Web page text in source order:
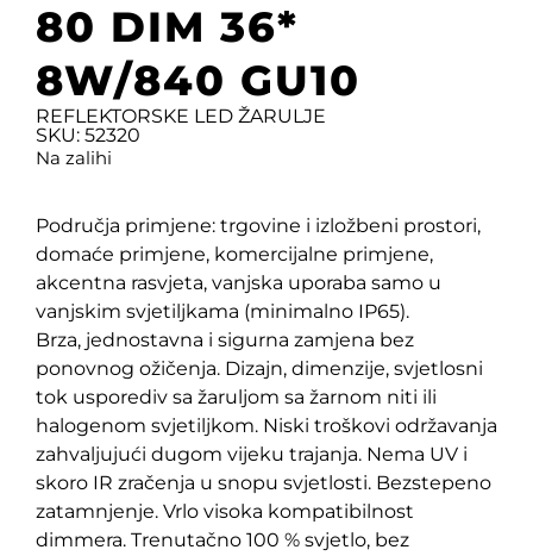
80 DIM 36*
8W/840 GU10
REFLEKTORSKE LED ŽARULJE
SKU: 52320
Na zalihi
Područja primjene: trgovine i izložbeni prostori,
domaće primjene, komercijalne primjene,
akcentna rasvjeta, vanjska uporaba samo u
vanjskim svjetiljkama (minimalno IP65).
Brza, jednostavna i sigurna zamjena bez
ponovnog ožičenja. Dizajn, dimenzije, svjetlosni
tok usporediv sa žaruljom sa žarnom niti ili
halogenom svjetiljkom. Niski troškovi održavanja
zahvaljujući dugom vijeku trajanja. Nema UV i
skoro IR zračenja u snopu svjetlosti. Bezstepeno
zatamnjenje. Vrlo visoka kompatibilnost
dimmera. Trenutačno 100 % svjetlo, bez